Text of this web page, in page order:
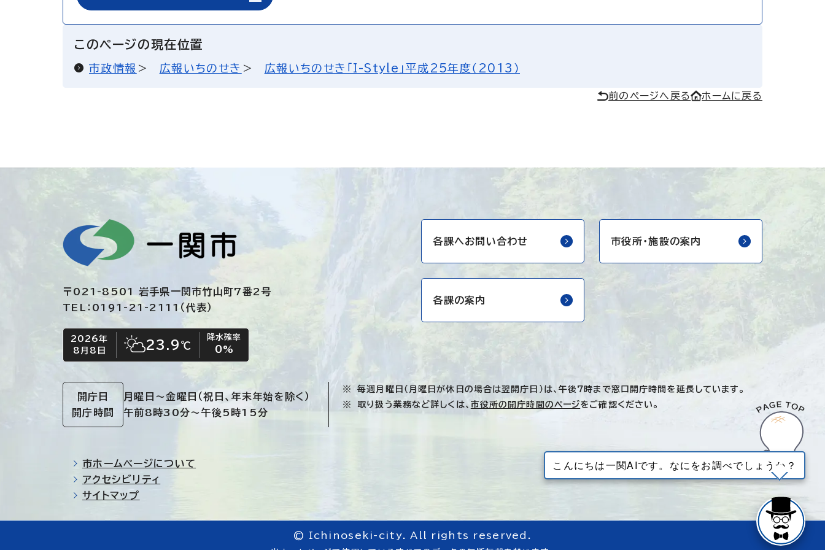
このページの現在位置
市政情報 広報いちのせき 広報いちのせき「I-Style」平成25年度（2013）
前のページへ戻る ホームに戻る
〒021-8501 岩手県一関市竹山町7番2号
TEL：0191-21-2111（代表）
今日の日付
2026年
8月8日
今日の天気
晴れ時々くもり
23.9℃
降水確率
0%
各課へお問い合わせ 市役所・施設の案内
各課の案内
開庁日
開庁時間
月曜日～金曜日 （祝日、年末年始を除く）
午前8時30分～午後5時15分
毎週月曜日（月曜日が休日の場合は翌開庁日）は、午後7時まで窓口開庁時間を延長しています。
取り扱う業務など詳しくは、 市役所の開庁時間のページをご確認ください。
市ホームページについて
アクセシビリティ
サイトマップ
© Ichinoseki-city. All rights reserved.